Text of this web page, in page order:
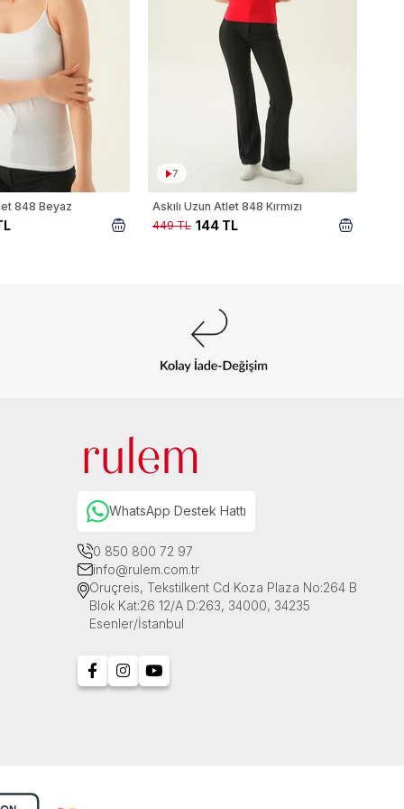
848 Beyaz
7
Askılı Uzun Atlet 848 Kırmızı
144 TL
449 TL
WhatsApp Destek Hattı
0 850 800 72 97
info@rulem.com.tr
Oruçreis, Tekstilkent Cd Koza Plaza No:264 B
Blok Kat:26 12/A D:263, 34000, 34235
Esenler/İstanbul